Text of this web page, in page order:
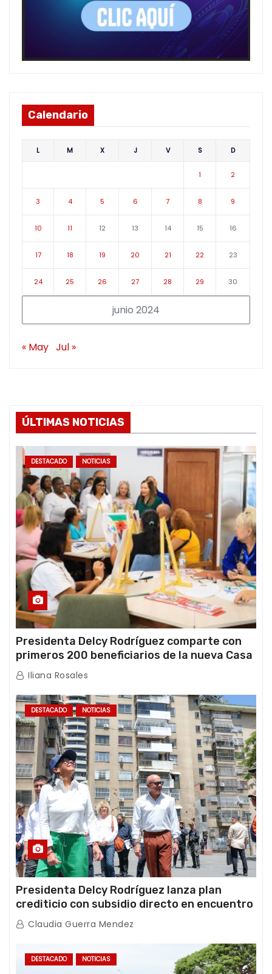
Calendario
junio 2024
L M X J V S D
1 2
3 4 5 6 7 8 9
10 11 12 13 14 15 16
17 18 19 20 21 22 23
24 25 26 27 28 29 30
« May Jul »
ÚLTIMAS NOTICIAS
DESTACADO NOTICIAS
Presidenta Delcy Rodríguez comparte con
primeros 200 beneficiarios de la nueva Casa
de los Abuelos “La Primavera” en Caracas
Iliana Rosales
DESTACADO NOTICIAS
Presidenta Delcy Rodríguez lanza plan
crediticio con subsidio directo en encuentro
con Juntas de Condominio
Claudia Guerra Mendez
DESTACADO NOTICIAS